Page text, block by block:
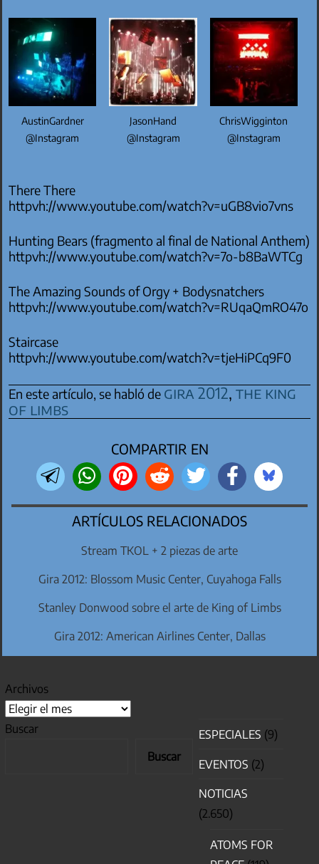
AustinGardner
@Instagram
JasonHand
@Instagram
ChrisWigginton
@Instagram
There There
httpvh://www.youtube.com/watch?v=uGB8vio7vns
Hunting Bears (fragmento al final de National Anthem)
httpvh://www.youtube.com/watch?v=7o-b8BaWTCg
The Amazing Sounds of Orgy + Bodysnatchers
httpvh://www.youtube.com/watch?v=RUqaQmRO47o
Staircase
httpvh://www.youtube.com/watch?v=tjeHiPCq9F0
En este artículo, se habló de gira 2012,the king
of limbs
COMPARTIR EN
ARTÍCULOS RELACIONADOS
Stream TKOL + 2 piezas de arte
Gira 2012: Blossom Music Center, Cuyahoga Falls
Stanley Donwood sobre el arte de King of Limbs
Gira 2012: American Airlines Center, Dallas
Archivos
Buscar
Buscar
ESPECIALES (9)
EVENTOS (2)
NOTICIAS
(2.650)
ATOMS FOR